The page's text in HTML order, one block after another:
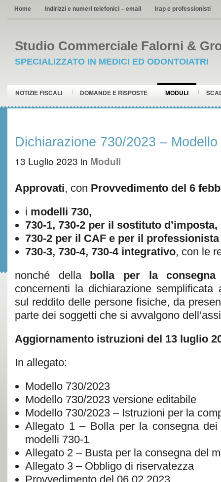
Home Indirizzi e numeri telefonici – email Irap e professionisti
Studio Commerciale Falorni &
SPECIALIZZATO IN MEDICI ED ODONTOIATRI
NOTIZIE FISCALI DOMANDE E RISPOSTE MODULI
Dichiarazione 730/2023 –
13 Luglio 2023 in Moduli
Approvati, con Provvedimento del 6
i modelli 730,
730-1, 730-2 per il sostituto d’imposta,
730-2 per il CAF e per il
730-3, 730-4, 730-4 integrativo, con le
nonché della bolla per la consegna
concernenti la dichiarazione semplificata
sul reddito delle persone fisiche, da
parte dei soggetti che si avvalgono
Aggiornamento istruzioni del 13 luglio
In allegato:
Modello 730/2023
Modello 730/2023 versione editabile
Modello 730/2023 – Istruzioni per la
Allegato 1 – Bolla per la consegna
modelli 730-1
Allegato 2 – Busta per la consegna del
Allegato 3 – Obbligo di riservatezza
Provvedimento del 06.02.2023